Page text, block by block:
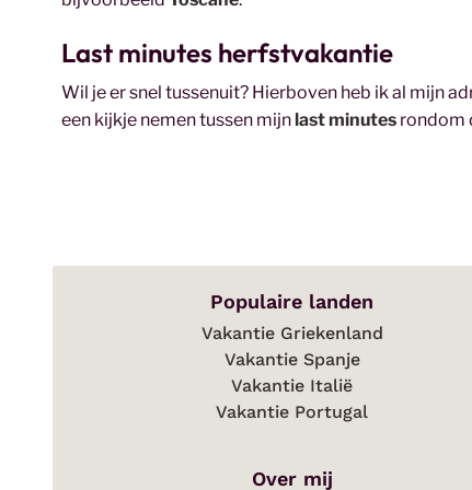
Last minutes herfstvakantie
Wil je er snel tussenuit? Hierboven heb ik al mijn
een kijkje nemen tussen mijn last minutes rondom
Populaire landen
Vakantie Griekenland
Vakantie Spanje
Vakantie Italië
Vakantie Portugal
Over mij